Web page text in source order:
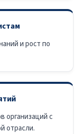
и рост по
организаций с
отрасли.